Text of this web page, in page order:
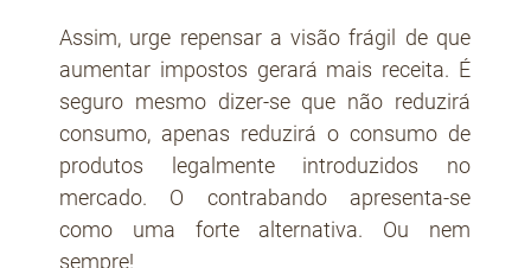
Assim, urge repensar a visão frágil de que
aumentar impostos gerará mais receita. É
seguro mesmo dizer-se que não reduzirá
consumo, apenas reduzirá o consumo de
produtos legalmente introduzidos no
mercado. O contrabando apresenta-se
como uma forte alternativa. Ou nem
sempre!